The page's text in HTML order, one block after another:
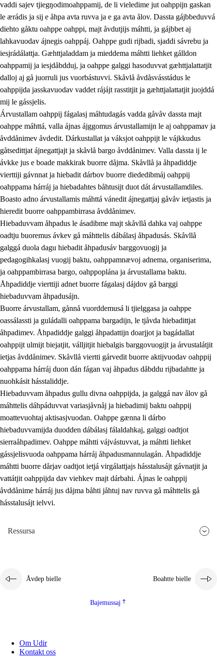
vaddi sajev tjiegŋodimoahppamij, de li vieledime jut oahppijn gaskan
le ærádis ja sij e åhpa avta ruvva ja e ga avta ålov. Dassta gájbbeduvvá
diehto gåktu oahppe oahppi, majt åvdutjijs máhtti, ja gájbbet aj
lahkavuodav ájnegis oahppáj. Oahppe gudi rijbadi, sjaddi sávrebu ja
iesjrádálattja. Gæhttjaladdam ja mieddema máhtti liehket gálldon
oahppamij ja iesjdåbdduj, ja oahppe galggi hasoduvvat gæhttjalattatjit
dalloj aj gå juorruli jus vuorbástuvvi. Skåvlå åvdåsvásstádus le
oahppijda jasskavuodav vaddet rájájt rasstitjit ja gæhttjalattatjit juojddá
mij le gássjelis.
Árvustallam oahppij fágalasj máhtudagás vadda gåvåv dassta majt
oahppe máhttá, valla ájnas ájggomus árvustallamijn le aj oahppamav ja
åvddånimev åvdedit. Dárkustallat ja váksjot oahppijt le vájkkudus
gåtsedittjat ájnegattjajt ja skåvlå bargo åvddånimev. Valla dassta ij le
ávkke jus e boade makkirak buorre dåjma. Skåvllå ja åhpadiddje
vierttiji gávnnat ja hiebadit dárbov buorre diededibmáj oahppij
oahppama hárráj ja hiebadahtes båhtusijt duot dát árvustallamdiles.
Boasto adno árvustallamis máhttá vánedit ájnegattjaj gåvåv ietjastis ja
hieredit buorre oahppambirrasa åvddånimev.
Hiebaduvvam åhpadus le ásadibme majt skåvllå dahka vaj oahppe
oadtju buoremus ávkev gå máhttelis dábálasj åhpadusás. Skåvllå
galggá duola dagu hiebadit åhpadusáv barggovuogij ja
pedagogihkalasj vuogij baktu, oahppamnævoj adnema, organiserima,
ja oahppambirrasa bargo, oahppoplána ja árvustallama baktu.
Åhpadiddje vierttiji adnet buorre fágalasj dájdov gå barggi
hiebaduvvam åhpadusájn.
Buorre árvustallam, gånnå vuorddemusá li tjielggasa ja oahppe
oassálassti ja guládalli oahppama bargadijn, le tjåvda hiebadittjat
åhpadimev. Åhpadiddje galggi åhpadattijn doarjjot ja bagádallat
oahppijt ulmijt biejatjit, válljitjit hiebalgis barggovuogijt ja árvustalátjit
ietjas åvddånimev. Skåvllå viertti gárvedit buorre aktijvuodav oahppij
oahppama hárráj duon dán fágan vaj åhpadus dåbddu rijbadahtte ja
nuohkásit hásstaliddje.
Hiebaduvvam åhpadus gullu divna oahppijda, ja galggá nav ålov gå
máhttelis dáhpáduvvat variasjåvnåj ja hiebadimij baktu oahppij
moattevuohtaj aktisasjvuodan. Oahppe gænna li dárbo
hiebaduvvamijda duodden dábálasj fálaldahkaj, galggi oadtjot
sierraåhpadimev. Oahppe máhtti vájvástuvvat, ja máhtti liehket
gássjelisvuoda oahppama hárráj åhpadusmannulagán. Åhpadiddje
máhtti buorre dårjav oadtjot ietjá virgálattjajs hásstalusájt gávnatjit ja
vattátjit oahppijda dav viehkev majt dárbahi. Ájnas le oahppij
åvddånime hárráj jus dåjma båhti jåhtuj nav ruvva gå máhttelis gå
hásstalusájt ielvvi.
Ressursa
Åvdep bielle Boahtte bielle
Bajemussaj
Om Udir
Kontakt oss